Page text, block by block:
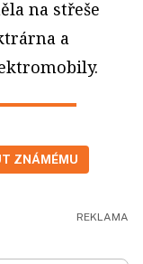
na střeše
a
ZNÁMÉMU